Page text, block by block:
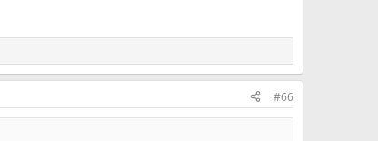
#66